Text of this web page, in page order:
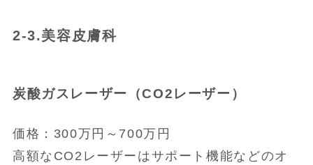
2-3.美容皮膚科
炭酸ガスレーザー（CO2レーザー）
価格：300万円～700万円
高額なCO2レーザーはサポート機能などのオ